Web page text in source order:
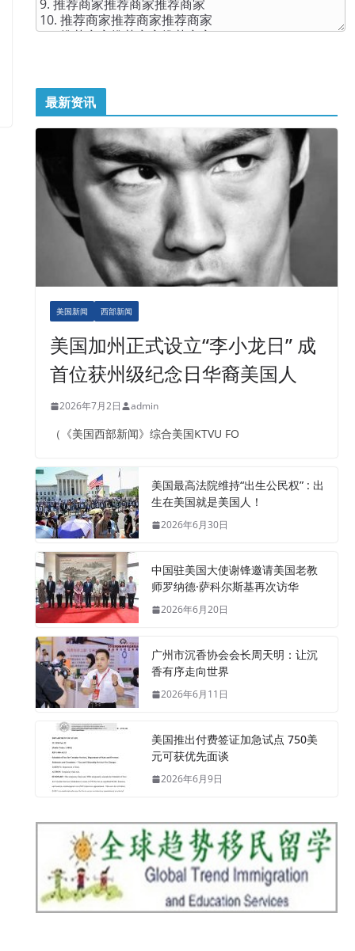
最新资讯
美国新闻 西部新闻
美国加州正式设立“李小龙日” 成
首位获州级纪念日华裔美国人
2026年7月2日 admin
（《美国西部新闻》综合美国KTVU FO
美国最高法院维持“出生公民权” : 出
生在美国就是美国人！
2026年6月30日
中国驻美国大使谢锋邀请美国老教
师罗纳德·萨科尔斯基再次访华
2026年6月20日
广州市沉香协会会长周天明：让沉
香有序走向世界
2026年6月11日
美国推出付费签证加急试点 750美
元可获优先面谈
2026年6月9日